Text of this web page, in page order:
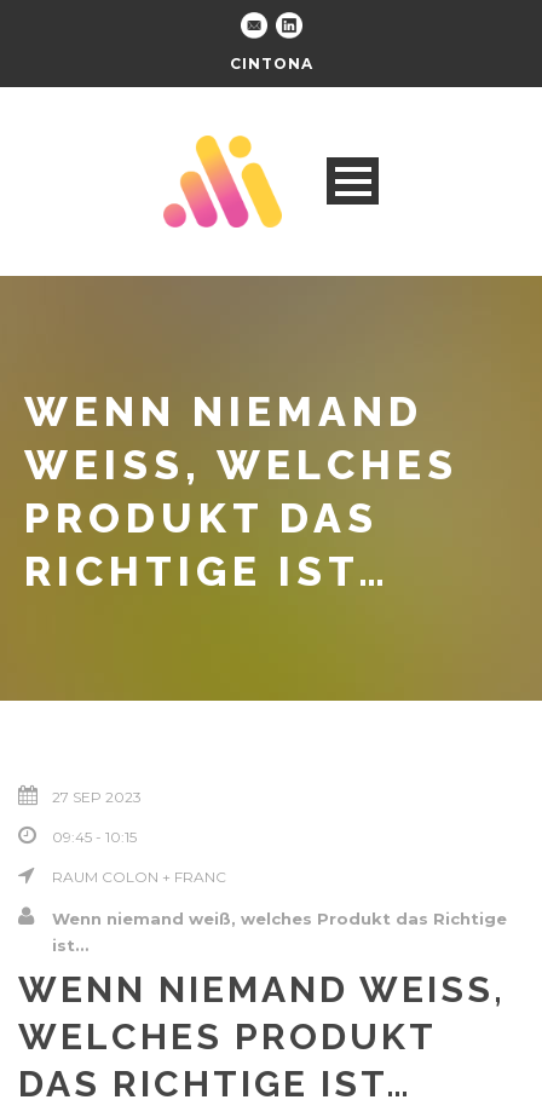
CINTONA
WENN NIEMAND
WEISS, WELCHES P
RODUKT DAS R
ICHTIGE IST…
27 SEP 2023
09:45 - 10:15
RAUM COLON + FRANC
Wenn niemand weiß, welches Produkt das Richtige
ist…
WENN NIEMAND WEISS, W
ELCHES PRODUKT D
AS RICHTIGE IST…